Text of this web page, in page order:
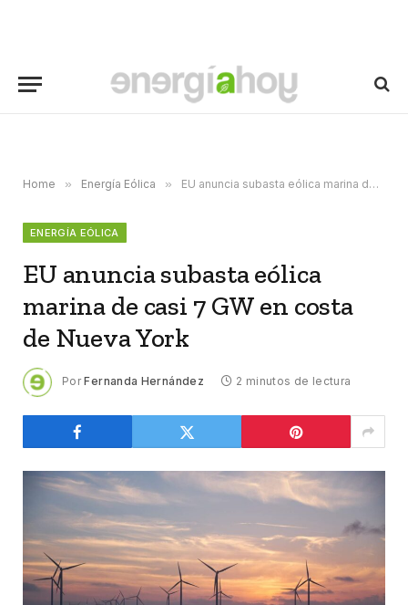
Home » Energía Eólica » EU anuncia subasta eólica marina de casi 7 GW en costa de Nueva York
ENERGÍA EÓLICA
EU anuncia subasta eólica
marina de casi 7 GW en costa
de Nueva York
Por Fernanda Hernández 2 minutos de lectura